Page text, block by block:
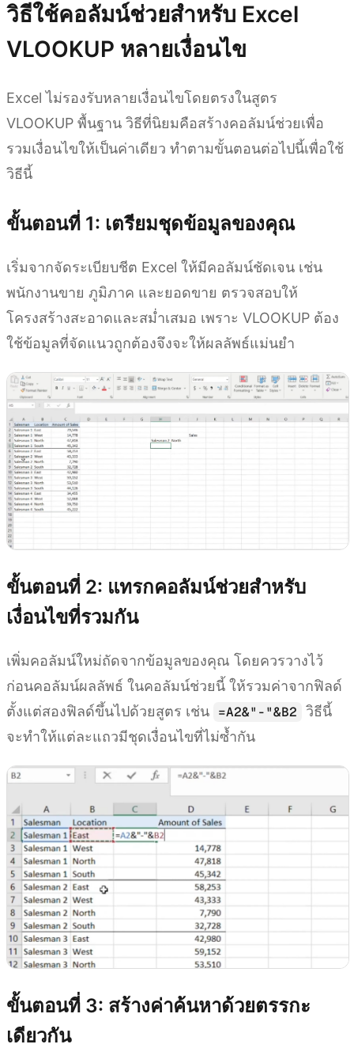
วิธีใช้คอลัมน์ช่วยสำหรับ Excel
VLOOKUP หลายเงื่อนไข
Excel ไม่รองรับหลายเงื่อนไขโดยตรงในสูตร
VLOOKUP พื้นฐาน วิธีที่นิยมคือสร้างคอลัมน์ช่วยเพื่อ
รวมเงื่อนไขให้เป็นค่าเดียว ทำตามขั้นตอนต่อไปนี้เพื่อใช้
วิธีนี้
ขั้นตอนที่ 1: เตรียมชุดข้อมูลของคุณ
เริ่มจากจัดระเบียบชีต Excel ให้มีคอลัมน์ชัดเจน เช่น
พนักงานขาย ภูมิภาค และยอดขาย ตรวจสอบให้
โครงสร้างสะอาดและสม่ำเสมอ เพราะ VLOOKUP ต้อง
ใช้ข้อมูลที่จัดแนวถูกต้องจึงจะให้ผลลัพธ์แม่นยำ
ขั้นตอนที่ 2: แทรกคอลัมน์ช่วยสำหรับ
เงื่อนไขที่รวมกัน
เพิ่มคอลัมน์ใหม่ถัดจากข้อมูลของคุณ โดยควรวางไว้
ก่อนคอลัมน์ผลลัพธ์ ในคอลัมน์ช่วยนี้ ให้รวมค่าจากฟิลด์
ตั้งแต่สองฟิลด์ขึ้นไปด้วยสูตร เช่น =A2&"-"&B2 วิธีนี้
จะทำให้แต่ละแถวมีชุดเงื่อนไขที่ไม่ซ้ำกัน
ขั้นตอนที่ 3: สร้างค่าค้นหาด้วยตรรกะ
เดียวกัน